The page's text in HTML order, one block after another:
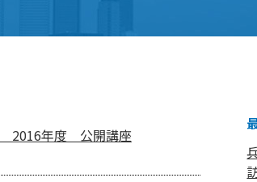
2016年度 公開講座